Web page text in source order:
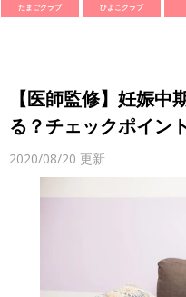
たまごクラブ ひよこクラブ
【医師監修】妊娠
る？チェックポイン
2020/08/20 更新